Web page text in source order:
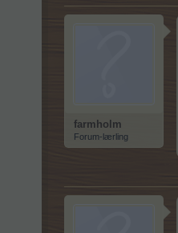
farmholm
Forum-lærling